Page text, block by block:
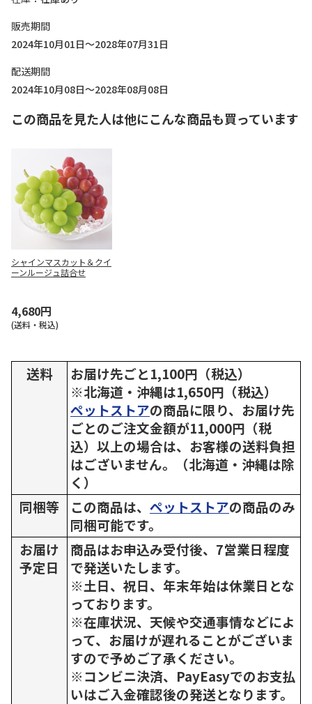
販売期間
2024年10月01日～2028年07月31日
配送期間
2024年10月08日～2028年08月08日
この商品を見た人は他にこんな商品も買っています
シャインマスカット＆クイ
ーンルージュ詰合せ
4,680円
(送料・税込)
送料
お届け先ごと1,100円（税込）
※北海道・沖縄は1,650円（税込）
ペットストアの商品に限り、お届け先
ごとのご注文金額が11,000円（税
込）以上の場合は、お客様の送料負担
はございません。（北海道・沖縄は除
く）
同梱等
この商品は、 ペットストアの商品のみ
同梱可能です。
お届け
予定日
商品はお申込み受付後、7営業日程度
で発送いたします。
※土日、祝日、年末年始は休業日とな
っております。
※在庫状況、天候や交通事情などによ
って、お届けが遅れることがございま
すので予めご了承ください。
※コンビニ決済、PayEasyでのお支払
いはご入金確認後の発送となります。